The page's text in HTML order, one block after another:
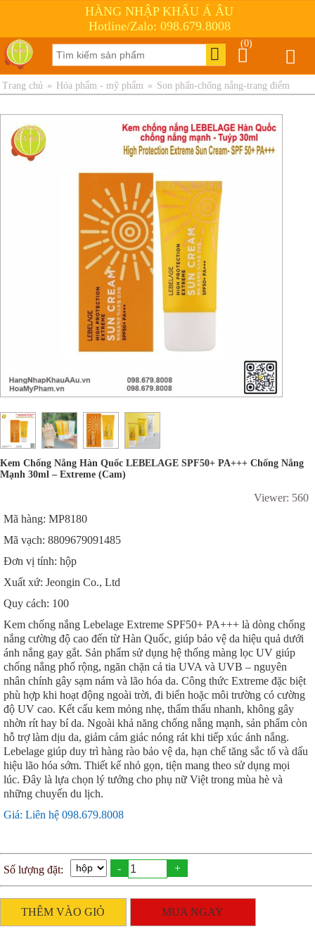
HÀNG NHẬP KHẨU Á ÂU
Hotline/Zalo: 098.679.8008
(0)
Trang chủ » Hóa phẩm - mỹ phẩm » Son phấn-chống nắng-trang điểm
Kem Chống Nắng Hàn Quốc LEBELAGE SPF50+ PA+++ Chống Nắng
Mạnh 30ml – Extreme (Cam)
Viewer: 560
Mã hàng: MP8180
Mã vạch: 8809679091485
Đơn vị tính: hộp
Xuất xứ: Jeongin Co., Ltd
Quy cách: 100
Kem chống nắng Lebelage Extreme SPF50+ PA+++ là dòng chống
nắng cường độ cao đến từ Hàn Quốc, giúp bảo vệ da hiệu quả dưới
ánh nắng gay gắt. Sản phẩm sử dụng hệ thống màng lọc UV giúp
chống nắng phổ rộng, ngăn chặn cả tia UVA và UVB – nguyên
nhân chính gây sạm nám và lão hóa da. Công thức Extreme đặc biệt
phù hợp khi hoạt động ngoài trời, đi biển hoặc môi trường có cường
độ UV cao. Kết cấu kem mỏng nhẹ, thẩm thấu nhanh, không gây
nhờn rít hay bí da. Ngoài khả năng chống nắng mạnh, sản phẩm còn
hỗ trợ làm dịu da, giảm cảm giác nóng rát khi tiếp xúc ánh nắng.
Lebelage giúp duy trì hàng rào bảo vệ da, hạn chế tăng sắc tố và dấu
hiệu lão hóa sớm. Thiết kế nhỏ gọn, tiện mang theo sử dụng mọi
lúc. Đây là lựa chọn lý tưởng cho phụ nữ Việt trong mùa hè và
những chuyến du lịch.
Giá: Liên hệ 098.679.8008
Số lượng đặt: - +
THÊM VÀO GIỎ MUA NGAY